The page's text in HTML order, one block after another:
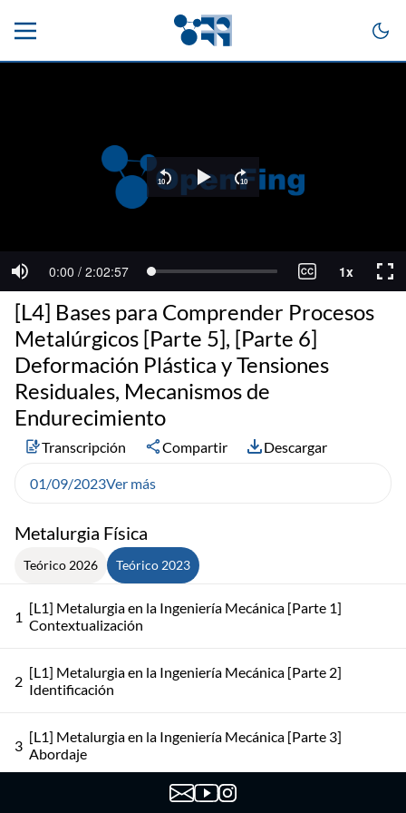
Metalurgia Física
Teórico 2026 Teórico 2023
1 [L1] Metalurgia en la Ingeniería Mecánica [Parte 1]
Contextualización
2 [L1] Metalurgia en la Ingeniería Mecánica [Parte 2]
Identificación
3 [L1] Metalurgia en la Ingeniería Mecánica [Parte 3]
Abordaje
[L2] Introducción a Procesos y Propiedades de Materiales
[L4] Bases para Comprender Procesos
Metalúrgicos [Parte 5], [Parte 6]
Deformación Plástica y Tensiones
Residuales, Mecanismos de
Endurecimiento
Transcripción Compartir Descargar
01/09/2023Ver más